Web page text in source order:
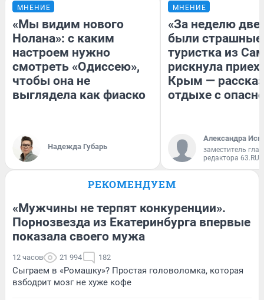
МНЕНИЕ
«Мы видим нового
Нолана»: с каким
настроем нужно
смотреть «Одиссею»,
чтобы она не
выглядела как фиаско
Надежда Губарь
МНЕНИЕ
«За неделю две
были
туристка из
рискнула
Крым —
отдыхе с
Александра
заместитель
редактора 63.RU
РЕКОМЕНДУЕМ
«Мужчины не терпят конкуренции».
Порнозвезда из Екатеринбурга впервые
показала своего мужа
12 часов 21 994 182
Сыграем в «Ромашку»? Простая головоломка, которая
взбодрит мозг не хуже кофе